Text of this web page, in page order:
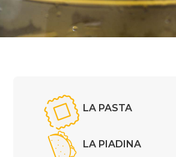
LA PASTA
LA PIADINA